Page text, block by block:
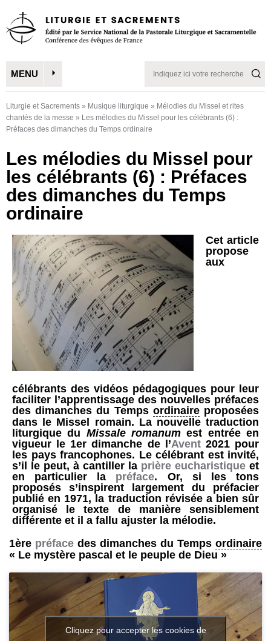
MENU
Liturgie et Sacrements » Musique liturgique » Mélodies du Missel et rites
chantés de la messe » Les mélodies du Missel pour les célébrants (6) :
Préfaces des dimanches du Temps ordinaire
Les mélodies du Missel pour
les célébrants (6) : Préfaces
des dimanches du Temps
ordinaire
Cet article
propose
aux
célébrants des vidéos pédagogiques pour leur
faciliter l’apprentissage des nouvelles préfaces
des dimanches du Temps ordinaireproposées
dans le Missel romain. La nouvelle traduction
liturgique du Missale romanum est entrée en
vigueur le 1er dimanche de l’Avent2021 pour
les pays francophones. Le célébrant est invité,
s’il le peut, à cantiller la prière eucharistique et
en particulier la préface. Or, si les tons
proposés s’inspirent largement du préfacier
publié en 1971, la traduction révisée a bien sûr
organisé le texte de manière sensiblement
différente et il a fallu ajuster la mélodie.
1ère préface des dimanches du Temps ordinaire
« Le mystère pascal et le peuple de Dieu »
Cliquez pour accepter les cookies de